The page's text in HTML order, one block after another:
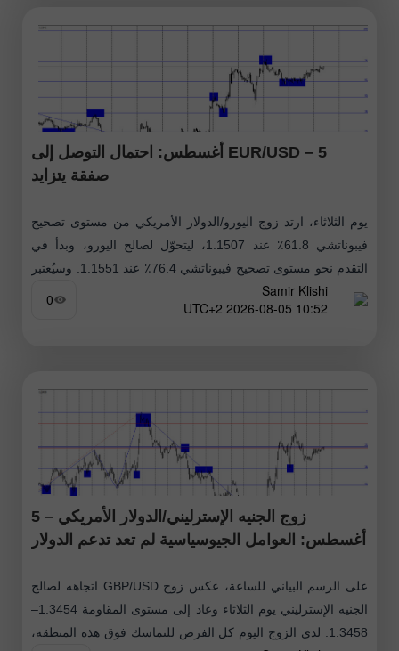
EUR/USD – 5 أغسطس: احتمال التوصل إلى
صفقة يتزايد
يوم الثلاثاء، ارتد زوج اليورو/الدولار الأمريكي من مستوى تصحيح
فيبوناتشي 61.8٪ عند 1.1507، ليتحوّل لصالح اليورو، وبدأ في
التقدم نحو مستوى تصحيح فيبوناتشي 76.4٪ عند 1.1551. وسيُعتبر
الارتداد
Samir Klishi
10:52 2026-08-05 UTC+2
0
زوج الجنيه الإسترليني/الدولار الأمريكي – 5
أغسطس: العوامل الجيوسياسية لم تعد تدعم الدولار
على الرسم البياني للساعة، عكس زوج GBP/USD اتجاهه لصالح
الجنيه الإسترليني يوم الثلاثاء وعاد إلى مستوى المقاومة 1.3454–
1.3458. لدى الزوج اليوم كل الفرص للتماسك فوق هذه المنطقة،